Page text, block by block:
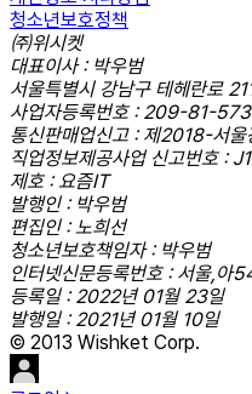
청소년보호정책
㈜위시켓
대표이사 : 박우범
서울특별시 강남구 테헤란로
사업자등록번호 : 209-81-
통신판매업신고 : 제2018-서
직업정보제공사업 신고번호 :
제호 : 요즘IT
발행인 : 박우범
편집인 : 노희선
청소년보호책임자 : 박우범
인터넷신문등록번호 : 서울,아
등록일 : 2022년 01월 23일
발행일 : 2021년 01월 10일
© 2013 Wishket Corp.